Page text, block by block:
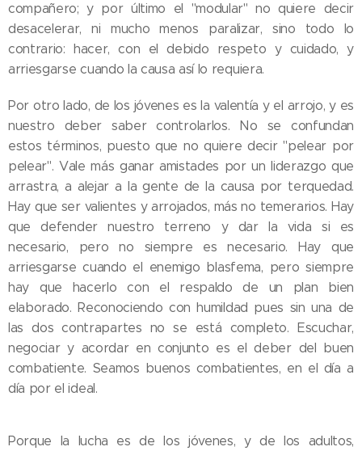
compañero; y por último el "modular" no quiere decir
desacelerar, ni mucho menos paralizar, sino todo lo
contrario: hacer, con el debido respeto y cuidado, y
arriesgarse cuando la causa así lo requiera.
Por otro lado, de los jóvenes es la valentía y el arrojo, y es
nuestro deber saber controlarlos. No se confundan
estos términos, puesto que no quiere decir "pelear por
pelear". Vale más ganar amistades por un liderazgo que
arrastra, a alejar a la gente de la causa por terquedad.
Hay que ser valientes y arrojados, más no temerarios. Hay
que defender nuestro terreno y dar la vida si es
necesario, pero no siempre es necesario. Hay que
arriesgarse cuando el enemigo blasfema, pero siempre
hay que hacerlo con el respaldo de un plan bien
elaborado. Reconociendo con humildad pues sin una de
las dos contrapartes no se está completo. Escuchar,
negociar y acordar en conjunto es el deber del buen
combatiente. Seamos buenos combatientes, en el día a
día por el ideal.
Porque la lucha es de los jóvenes, y de los adultos,